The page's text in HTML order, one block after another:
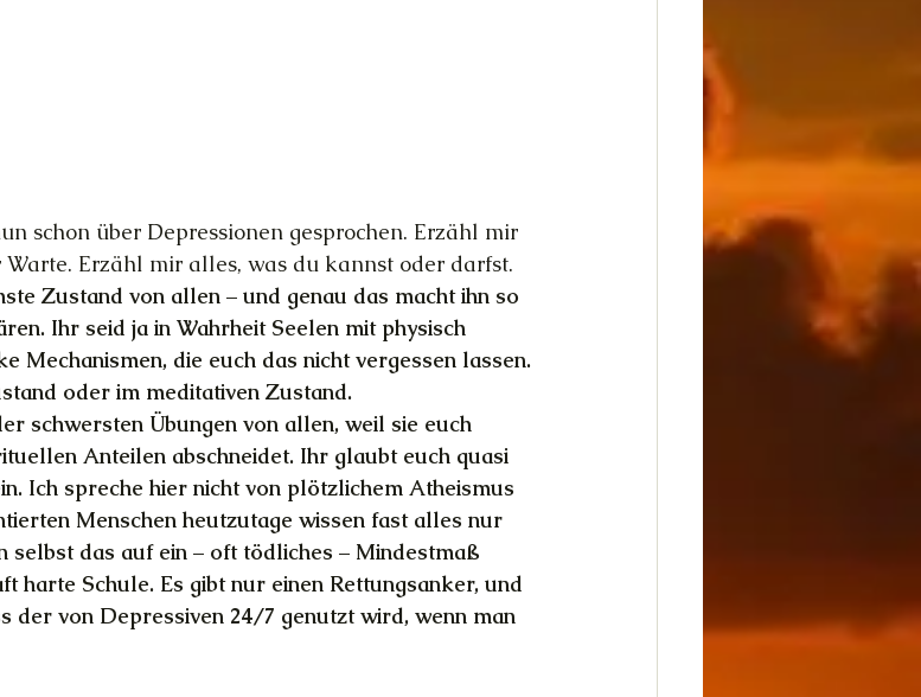
schon über Depressionen gesprochen. Erzähl mir
Erzähl mir alles, was du kannst oder darfst.
Zustand von allen – und genau das macht ihn so
Ihr seid ja in Wahrheit Seelen mit physisch
Mechanismen, die euch das nicht vergessen lassen.
oder im meditativen Zustand.
schwersten Übungen von allen, weil sie euch
Anteilen abschneidet. Ihr glaubt euch quasi
Ich spreche hier nicht von plötzlichem Atheismus
Menschen heutzutage wissen fast alles nur
das auf ein – oft tödliches – Mindestmaß
harte Schule. Es gibt nur einen Rettungsanker, und
der von Depressiven 24/7 genutzt wird, wenn man